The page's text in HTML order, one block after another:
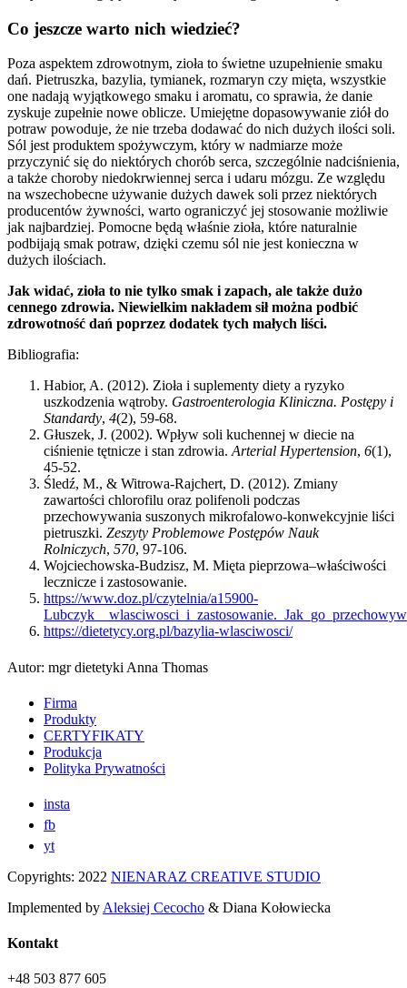
Co jeszcze warto nich wiedzieć?
Poza aspektem zdrowotnym, zioła to świetne uzupełnienie smaku
dań. Pietruszka, bazylia, tymianek, rozmaryn czy mięta, wszystkie
one nadają wyjątkowego smaku i aromatu, co sprawia, że danie
zyskuje zupełnie nowe oblicze. Umiejętne dopasowywanie ziół do
potraw powoduje, że nie trzeba dodawać do nich dużych ilości soli.
Sól jest produktem spożywczym, który w nadmiarze może
przyczynić się do niektórych chorób serca, szczególnie nadciśnienia,
a także choroby niedokrwiennej serca i udaru mózgu. Ze względu
na wszechobecne używanie dużych dawek soli przez niektórych
producentów żywności, warto ograniczyć jej stosowanie możliwie
jak najbardziej. Pomocne będą właśnie zioła, które naturalnie
podbijają smak potraw, dzięki czemu sól nie jest konieczna w
dużych ilościach.
Jak widać, zioła to nie tylko smak i zapach, ale także dużo
cennego zdrowia. Niewielkim nakładem sił można podbić
zdrowotność dań poprzez dodatek tych małych liści.
Bibliografia:
Habior, A. (2012). Zioła i suplementy diety a ryzyko
uszkodzenia wątroby. Gastroenterologia Kliniczna. Postępy i
Standardy, 4(2), 59-68.
Głuszek, J. (2002). Wpływ soli kuchennej w diecie na
ciśnienie tętnicze i stan zdrowia.Arterial Hypertension, 6(1),
45-52.
Śledź, M., & Witrowa-Rajchert, D. (2012). Zmiany
zawartości chlorofilu oraz polifenoli podczas
przechowywania suszonych mikrofalowo-konwekcyjnie liści
pietruszki. Zeszyty Problemowe Postępów Nauk
Rolniczych, 570, 97-106.
Wojciechowska-Budzisz, M. Mięta pieprzowa–właściwości
lecznicze i zastosowanie.
https://www.doz.pl/czytelnia/a15900-
https://dietetycy.org.pl/bazylia-wlasciwosci/
Autor: mgr dietetyki Anna Thomas
Firma
Produkty
CERTYFIKATY
Produkcja
Polityka Prywatności
insta
fb
yt
Copyrights: 2022 NIENARAZ CREATIVE STUDIO
Implemented by Aleksiej Cecocho & Diana Kołowiecka
Kontakt
+48 503 877 605